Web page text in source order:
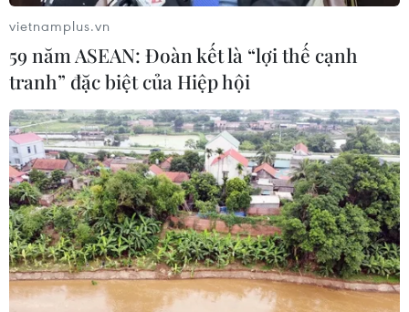
Bản
29/07/2026 14:37
Triệu hồi để kiểm tra sản phẩm xe
môtô Honda CB1000 Hornet
29/07/2026 07:19
Nhà sản xuất ôtô Porsche cắt giảm
thêm 5.000 việc làm
27/07/2026 14:48
vietnamplus.vn
59 năm ASEAN: Đoàn kết là “lợi thế cạnh
tranh” đặc biệt của Hiệp hội